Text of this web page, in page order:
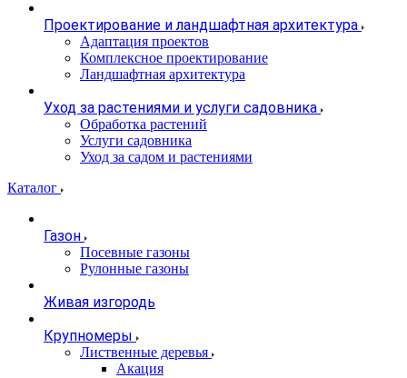
Проектирование и ландшафтная архитектура
Адаптация проектов
Комплексное проектирование
Ландшафтная архитектура
Уход за растениями и услуги садовника
Обработка растений
Услуги садовника
Уход за садом и растениями
Каталог
Газон
Посевные газоны
Рулонные газоны
Живая изгородь
Крупномеры
Лиственные деревья
Акация